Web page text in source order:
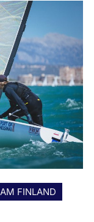
FINLAND